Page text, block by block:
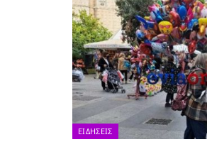
ΕΙΔΉΣΕΙΣ